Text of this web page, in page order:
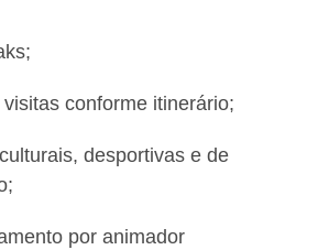
conforme itinerário;
desportivas e de
por animador